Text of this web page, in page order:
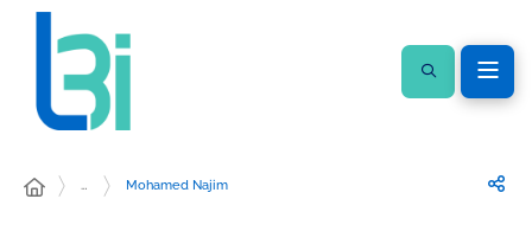
… Mohamed Najim